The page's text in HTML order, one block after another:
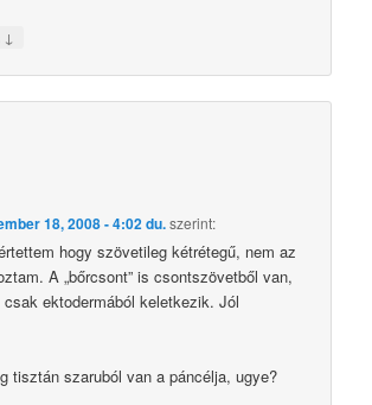
↓
18, 2008 - 4:02 du.szerint:
hogy szövetileg kétrétegű, nem az
A „bőrcsont” is csontszövetből van,
csak ektodermából keletkezik. Jól
tisztán szaruból van a páncélja, ugye?